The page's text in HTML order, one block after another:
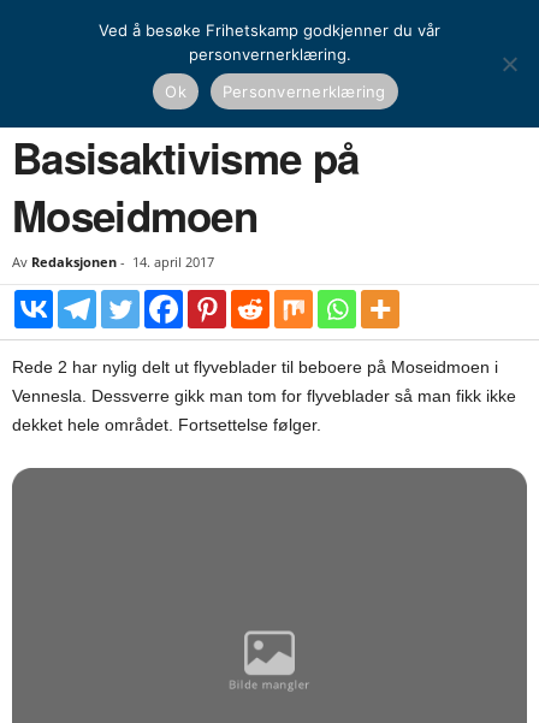
Basisaktivisme på Moseidmoen
Basisaktivisme på
Moseidmoen
Av Redaksjonen - 14. april 2017
Rede 2 har nylig delt ut flyveblader til beboere på Moseidmoen i
Vennesla. Dessverre gikk man tom for flyveblader så man fikk ikke
dekket hele området. Fortsettelse følger.
Ved å besøke Frihetskamp godkjenner du vår
personvernerklæring.
Ok
Personvernerklæring